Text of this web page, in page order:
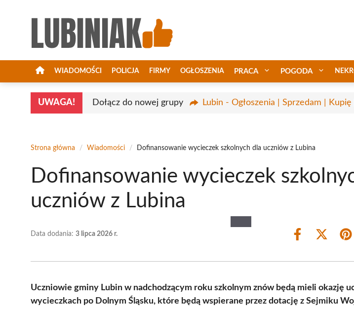
WIADOMOŚCI POLICJA FIRMY OGŁOSZENIA PRACA POGODA
UWAGA! Dołącz do nowej grupy Lubin - Ogłoszenia | Sprzedam |
Strona główna / Wiadomości / Dofinansowanie wycieczek szkolnych dla uczniów z Lubina
Dofinansowanie wycieczek
uczniów z Lubina
Data dodania: 3 lipca 2026 r.
Share
Share
(Twitter)
Uczniowie gminy Lubin w nadchodzącym roku szkolnym znów będą mieli okazję
wycieczkach po Dolnym Śląsku, które będą wspierane przez dotację z Sejmiku